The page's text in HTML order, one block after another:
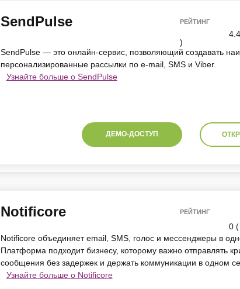
SendPulse РЕЙТИНГ
)
SendPulse — это онлайн-сервис, позволяющий создавать
персонализированные рассылки по e-mail, SMS и Viber.
Узнайте больше о SendPulse
ДЕМО-ДОСТУП
Notificore РЕЙТИНГ
0 (
Notificore объединяет email, SMS, голос и мессенджеры в
Платформа подходит бизнесу, которому важно отправлять
сообщения без задержек и держать коммуникации в одном
Узнайте больше о Notificore